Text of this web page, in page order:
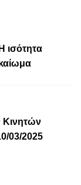
ισότητα
Κινητών
03/2025